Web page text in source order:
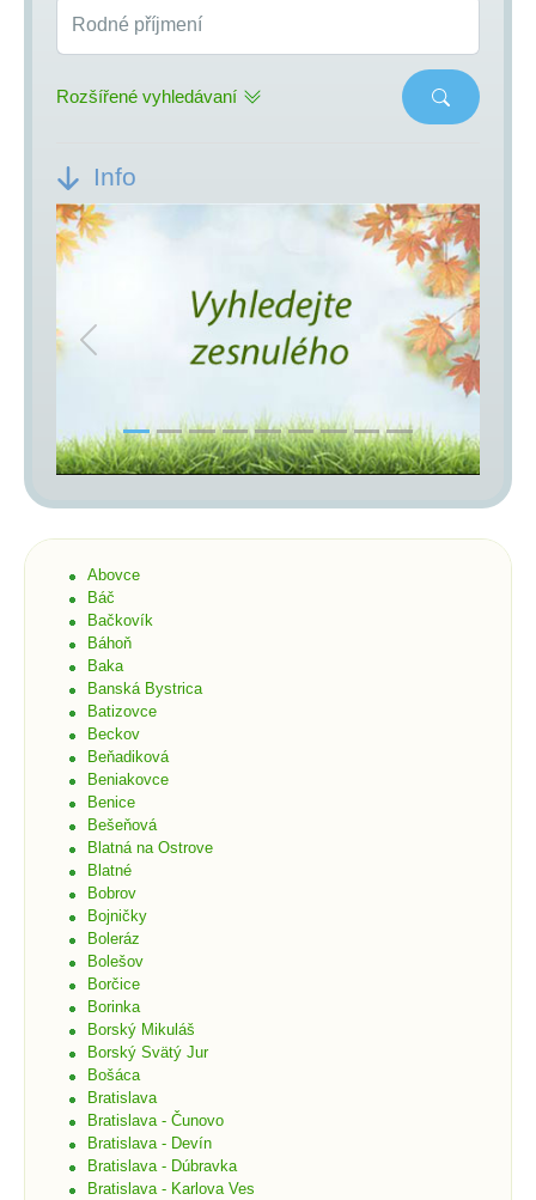
Rodné příjmení
Rozšířené vyhledávaní
Info
Previous Next
Abovce
Báč
Bačkovík
Báhoň
Baka
Banská Bystrica
Batizovce
Beckov
Beňadiková
Beniakovce
Benice
Bešeňová
Blatná na Ostrove
Blatné
Bobrov
Bojničky
Boleráz
Bolešov
Borčice
Borinka
Borský Mikuláš
Borský Svätý Jur
Bošáca
Bratislava
Bratislava - Čunovo
Bratislava - Devín
Bratislava - Dúbravka
Bratislava - Karlova Ves